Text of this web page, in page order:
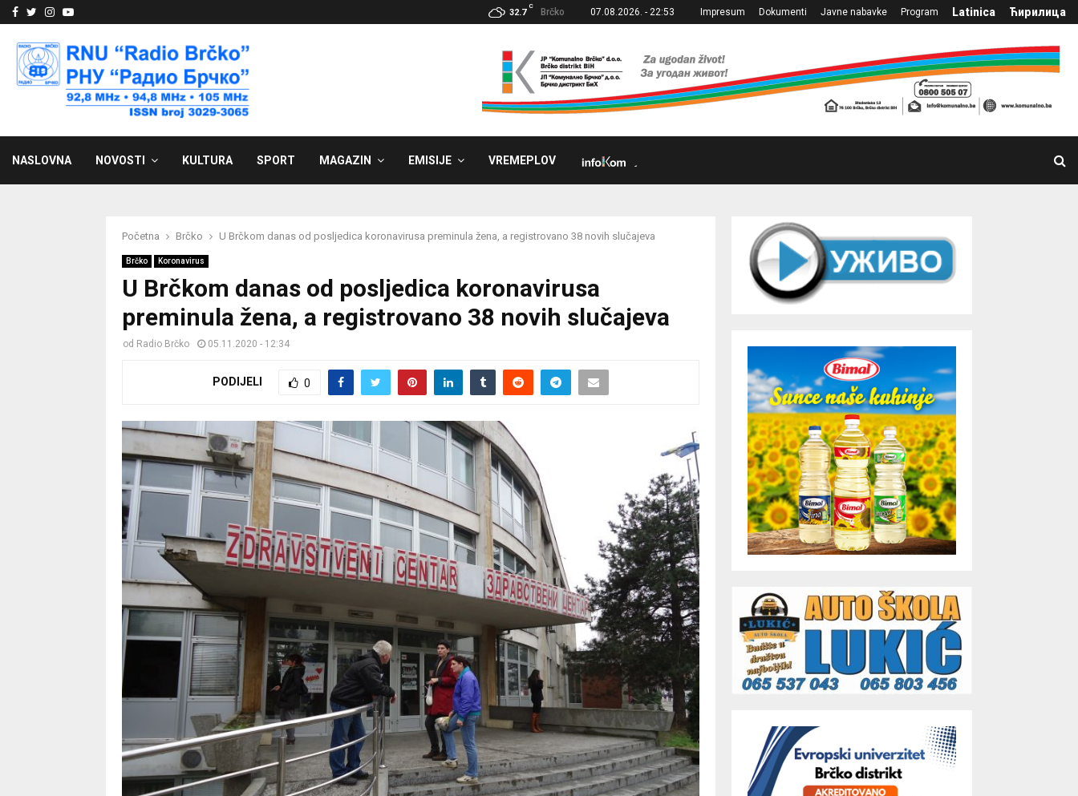
Facebook
Twitter
Instagram
Youtube 32.7
C
Brčko 07.08.2026. - 22:53 Impresum Dokumenti Javne nabavke Program Latinica Ћирилица
NASLOVNA NOVOSTI KULTURA SPORT MAGAZIN EMISIJE VREMEPLOV
Početna Brčko U Brčkom danas od posljedica koronavirusa preminula žena, a registrovano 38 novih slučajeva
Brčko Koronavirus
U Brčkom danas od posljedica koronavirusa
preminula žena, a registrovano 38 novih slučajeva
od Radio Brčko 05.11.2020 - 12:34
PODIJELI 0